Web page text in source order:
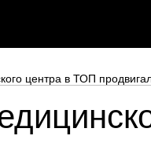
центра в ТОП